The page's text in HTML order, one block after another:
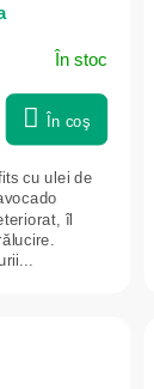
În stoc
În coş
cu ulei de
îl